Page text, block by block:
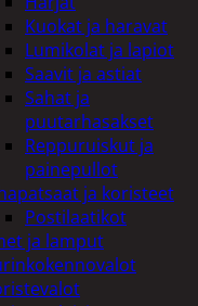
Kuokat ja haravat
Lumikolat ja lapiot
Saavit ja astiat
Sahat ja
puutarhasakset
Reppuruiskut ja
painepullot
ja koristeet
Postilaatikot
ja lamput